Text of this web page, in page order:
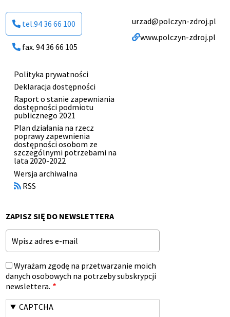
tel.94 36 66 100
fax. 94 36 66 105
urzad@polczyn-zdroj.pl
www.polczyn-zdroj.pl
Menu
stopki
Polityka prywatności
Deklaracja dostępności
Raport o stanie zapewniania
dostępności podmiotu
publicznego 2021
Plan działania na rzecz
poprawy zapewnienia
dostępności osobom ze
szczególnymi potrzebami na
lata 2020-2022
Otworzy
się
w
Wersja archiwalna
RSS
ZAPISZ SIĘ DO NEWSLETTERA
Email
Wyrażam zgodę na przetwarzanie moich
danych osobowych na potrzeby subskrypcji
newslettera.
CAPTCHA